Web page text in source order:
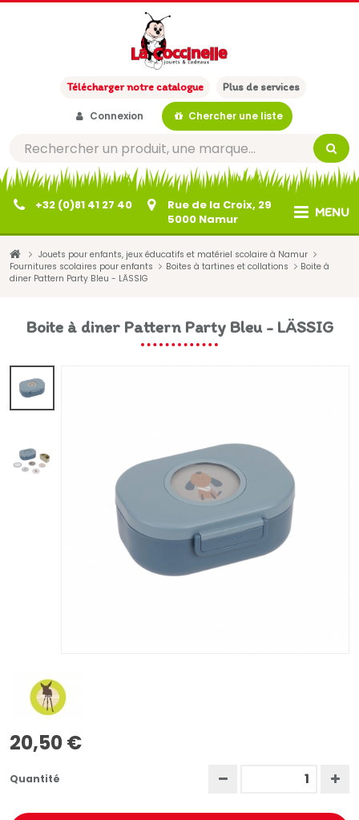
Télécharger notre catalogue Plus de services
Connexion Chercher une liste
MENU
+32 (0)81 41 27 40
Rue de la Croix, 29
5000 Namur
Jouets pour enfants, jeux éducatifs et matériel scolaire à Namur
Fournitures scolaires pour enfants
Boites à tartines et collations
Boite à
diner Pattern Party Bleu - LÄSSIG
Boite à diner Pattern Party Bleu - LÄSSIG
20,50 €
Quantité